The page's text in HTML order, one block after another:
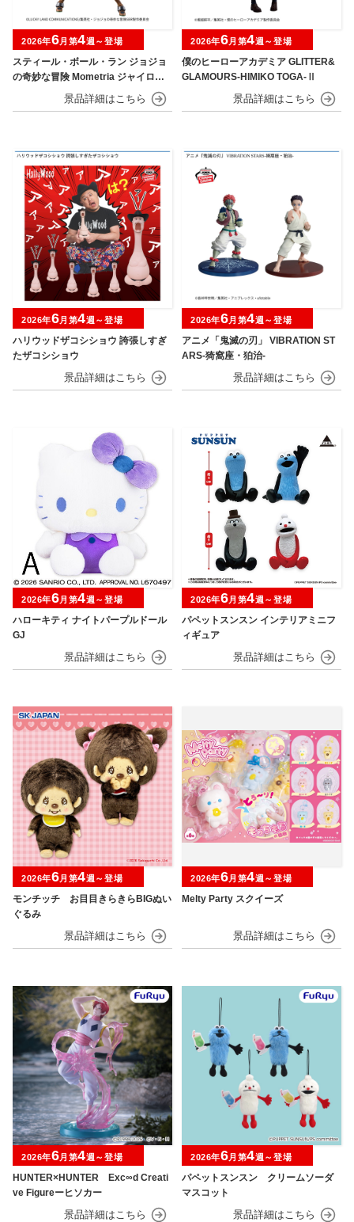
スティール・ボール・ラン ジョジョ
の奇妙な冒険 Mometria ジャイロ・
2026年6月第4週～登場
僕のヒーローアカデミア GLITTER&
GLAMOURS-HIMIKO TOGA-Ⅱ
2026年6月第4週～登場
ハリウッドザコシショウ 誇張しすぎ
たザコシショウ
2026年6月第4週～登場
アニメ「鬼滅の刃」 VIBRATION ST
ARS-猗窩座・狛治-
2026年6月第4週～登場
ハローキティ ナイトパープルドール
GJ
2026年6月第4週～登場
パペットスンスン インテリアミニフ
ィギュア
2026年6月第4週～登場
モンチッチ お目目きらきらBIGぬい
ぐるみ
2026年6月第4週～登場
Melty Party スクイーズ
2026年6月第4週～登場
HUNTER×HUNTER Exc∞d Creati
ve Figureーヒソカー
2026年6月第4週～登場
パペットスンスン クリームソーダ
マスコット
2026年6月第4週～登場